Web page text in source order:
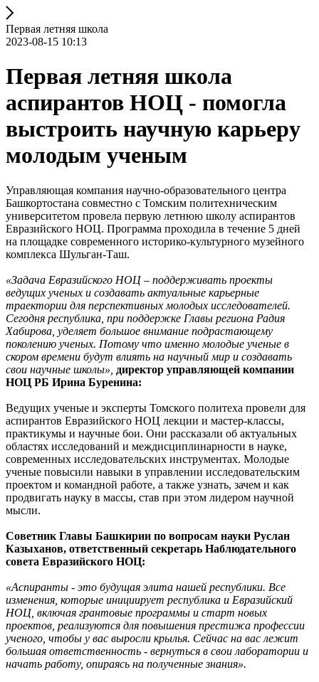
Первая летняя школа
2023-08-15 10:13
Первая летняя школа
аспирантов НОЦ - помогла
выстроить научную карьеру
молодым ученым
Управляющая компания научно-образовательного центра
Башкортостана совместно с Томским политехническим
университетом провела первую летнюю школу аспирантов
Евразийского НОЦ. Программа проходила в течение 5 дней
на площадке современного историко-культурного музейного
комплекса Шульган-Таш.
«Задача Евразийского НОЦ – поддерживать проекты
ведущих ученых и создавать актуальные карьерные
траектории для перспективных молодых исследователей.
Сегодня республика, при поддержке Главы региона Радия
Хабирова, уделяет большое внимание подрастающему
поколению ученых. Потому что именно молодые ученые в
скором времени будут влиять на научный мир и создавать
свои научные школы», директор управляющей компании
НОЦ РБ Ирина Буренина:
Ведущих ученые и эксперты Томского политеха провели для
аспирантов Евразийского НОЦ лекции и мастер-классы,
практикумы и научные бои. Они рассказали об актуальных
областях исследований и междисциплинарности в науке,
современных исследовательских инструментах. Молодые
ученые повысили навыки в управлении исследовательским
проектом и командной работе, а также узнать, зачем и как
продвигать науку в массы, став при этом лидером научной
мысли.
Советник Главы Башкирии по вопросам науки Руслан
Казыханов, ответственный секретарь Наблюдательного
совета Евразийского НОЦ:
«Аспиранты - это будущая элита нашей республики. Все
изменения, которые инициирует республика и Евразийский
НОЦ, включая грантовые программы и старт новых
проектов, реализуются для повышения престижа профессии
ученого, чтобы у вас выросли крылья. Сейчас на вас лежит
большая ответственность - вернуться в свои лаборатории и
начать работу, опираясь на полученные знания».